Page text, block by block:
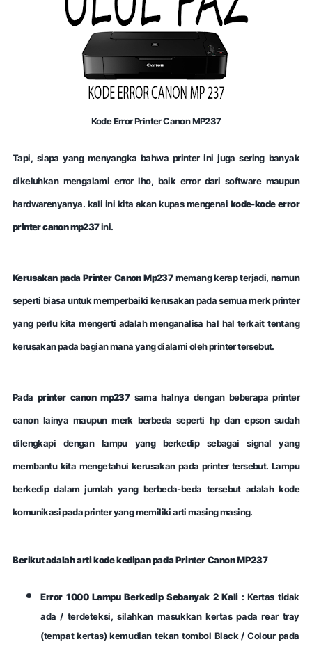
Kode Error Printer Canon MP237
Tapi, siapa yang menyangka bahwa printer ini juga sering banyak
dikeluhkan mengalami error lho, baik error dari software maupun
hardwarenyanya. kali ini kita akan kupas mengenai kode-kode error
printer canon mp237ini.
Kerusakan pada Printer Canon Mp237memang kerap terjadi, namun
seperti biasa untuk memperbaiki kerusakan pada semua merk printer
yang perlu kita mengerti adalah menganalisa hal hal terkait tentang
kerusakan pada bagian mana yang dialami oleh printer tersebut.
Pada printer canon mp237sama halnya dengan beberapa printer
canon lainya maupun merk berbeda seperti hp dan epson sudah
dilengkapi dengan lampu yang berkedip sebagai signal yang
membantu kita mengetahui kerusakan pada printer tersebut. Lampu
berkedip dalam jumlah yang berbeda-beda tersebut adalah kode
komunikasi pada printer yang memiliki arti masing masing.
Berikut adalah arti kode kedipan pada Printer Canon MP237
Error 1000 Lampu Berkedip Sebanyak 2 Kali: Kertas tidak
ada / terdeteksi, silahkan masukkan kertas pada rear tray
(tempat kertas) kemudian tekan tombol Black / Colour pada